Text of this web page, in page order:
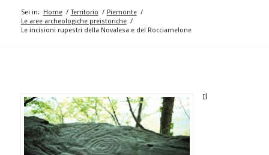
Sei in: Home / Territorio / Piemonte /
Le aree archeologiche preistoriche /
Le incisioni rupestri della Novalesa e del Rocciamelone
Il